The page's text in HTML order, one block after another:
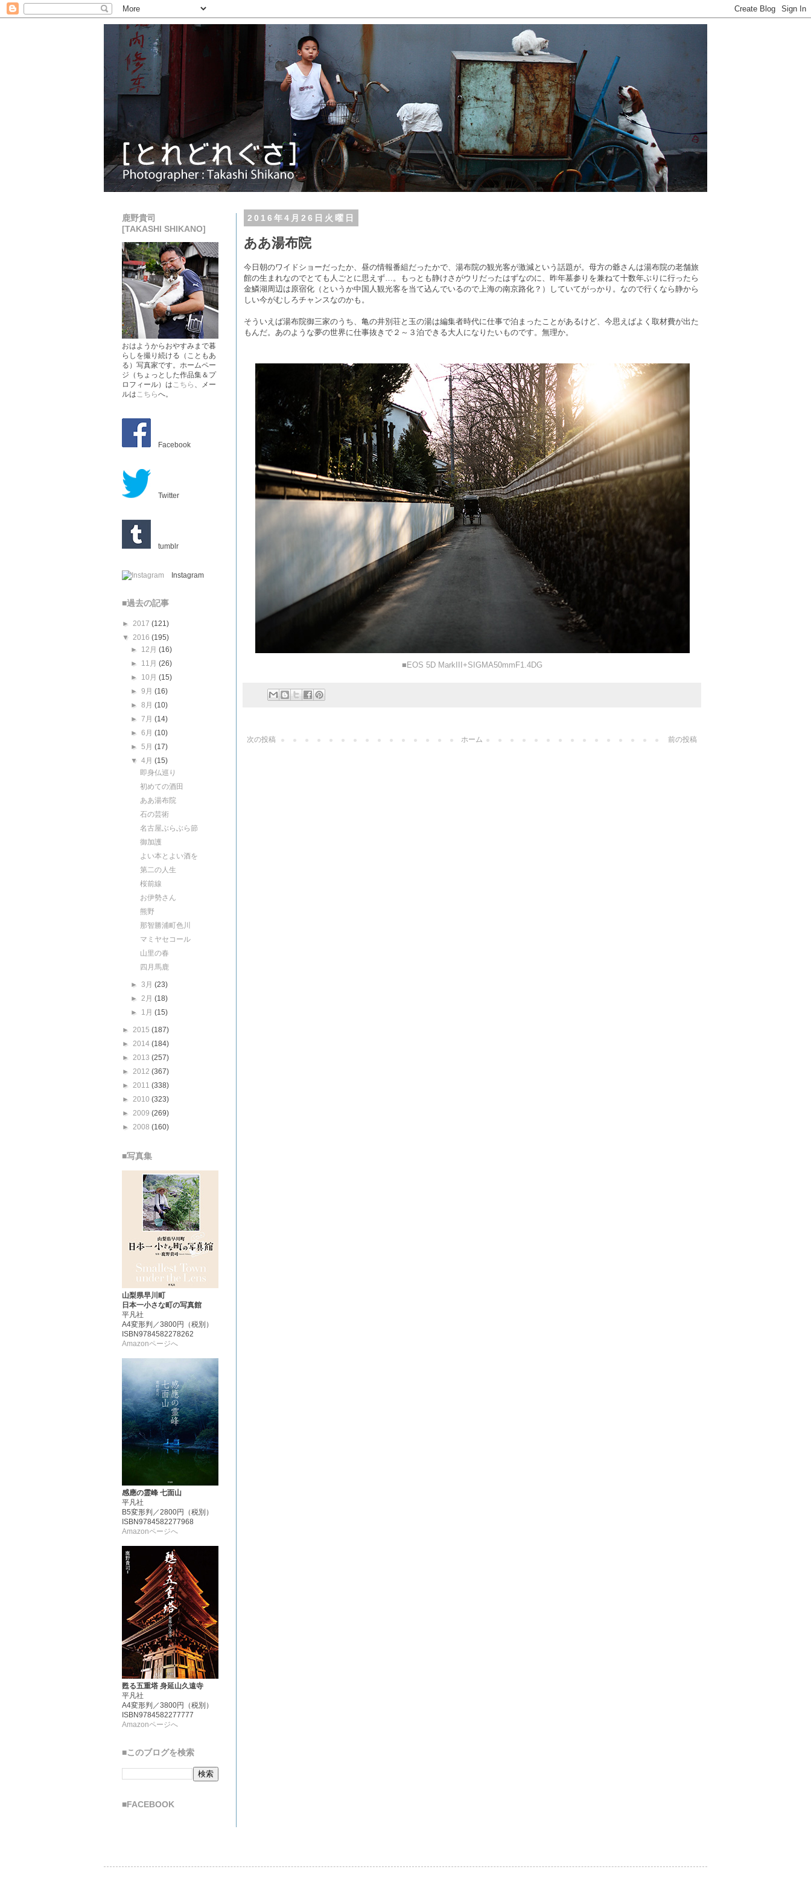
2016年4月26日火曜日
ああ湯布院
今日朝のワイドショーだったか、昼の情報番組だったかで、湯布院の観光客が激減という話題が。母方の爺さんは湯布院の老舗旅
館の生まれなのでとても人ごとに思えず…。もっとも静けさがウリだったはずなのに、昨年墓参りを兼ねて十数年ぶりに行ったら
金鱗湖周辺は原宿化（というか中国人観光客を当て込んでいるので上海の南京路化？）していてがっかり。なので行くなら静から
しい今がむしろチャンスなのかも。
そういえば湯布院御三家のうち、亀の井別荘と玉の湯は編集者時代に仕事で泊まったことがあるけど、今思えばよく取材費が出た
もんだ。あのような夢の世界に仕事抜きで２～３泊できる大人になりたいものです。無理か。
■EOS 5D MarkIII+SIGMA50mmF1.4DG
次の投稿 前の投稿
ホーム
鹿野貴司
[TAKASHI SHIKANO]
おはようからおやすみまで暮
らしを撮り続ける（こともあ
る）写真家です。ホームペー
ジ（ちょっとした作品集＆プ
ロフィール）はこちら 、メー
ルはこちらへ。
Facebook
Twitter
tumblr
Instagram
■過去の記事
► 2017 (121)
▼ 2016 (195)
► 12月(16)
► 11月(26)
► 10月(15)
►9月(16)
►8月(10)
►7月(14)
►6月(10)
►5月(17)
▼4月(15)
即身仏巡り
初めての酒田
ああ湯布院
石の芸術
名古屋ぶらぶら節
御加護
よい本とよい酒を
第二の人生
桜前線
お伊勢さん
熊野
那智勝浦町色川
マミヤセコール
山里の春
四月馬鹿
►3月(23)
►2月(18)
► 1月(15)
► 2015 (187)
► 2014 (184)
► 2013 (257)
► 2012 (367)
► 2011 (338)
► 2010 (323)
► 2009 (269)
► 2008 (160)
■写真集
山梨県早川町
日本一小さな町の写真館
平凡社
A4変形判／3800円（税別）
ISBN9784582278262
Amazonページへ
感應の霊峰 七面山
平凡社
B5変形判／2800円（税別）
ISBN9784582277968
Amazonページへ
甦る五重塔 身延山久遠寺
平凡社
A4変形判／3800円（税別）
ISBN9784582277777
Amazonページへ
■このブログを検索
■FACEBOOK